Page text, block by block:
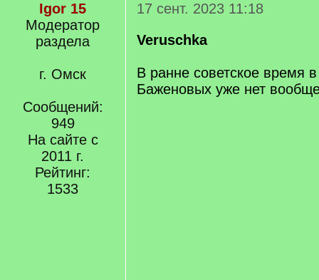
Igor 15
Модератор
раздела
г. Омск
Сообщений:
949
На сайте с
2011 г.
Рейтинг:
1533
17 сент. 2023 11:18
Veruschka
В ранне советское время
Баженовых уже нет